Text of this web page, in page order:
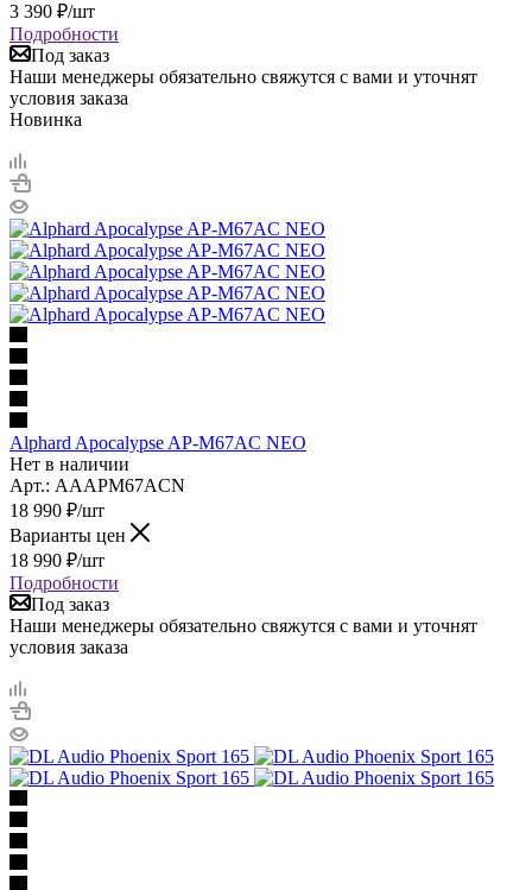
3 390 ₽/шт
Подробности
Под заказ
Наши менеджеры обязательно свяжутся с вами и уточнят
условия заказа
Новинка
Alphard Apocalypse AP-M67AC NEO
Нет в наличии
Арт.: AAAPM67ACN
18 990 ₽/шт
Варианты цен
18 990 ₽/шт
Подробности
Под заказ
Наши менеджеры обязательно свяжутся с вами и уточнят
условия заказа